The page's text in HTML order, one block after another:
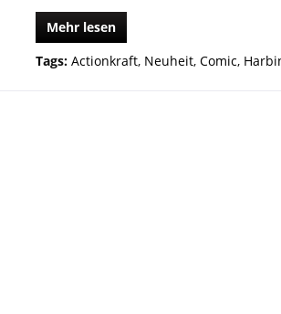
Mehr lesen
Tags: Actionkraft, Neuheit, Comic,